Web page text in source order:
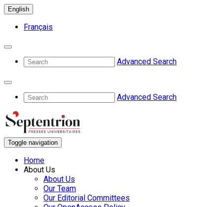
English
Français
Advanced Search
Advanced Search
Toggle navigation
Home
About Us
About Us
Our Team
Our Editorial Committees